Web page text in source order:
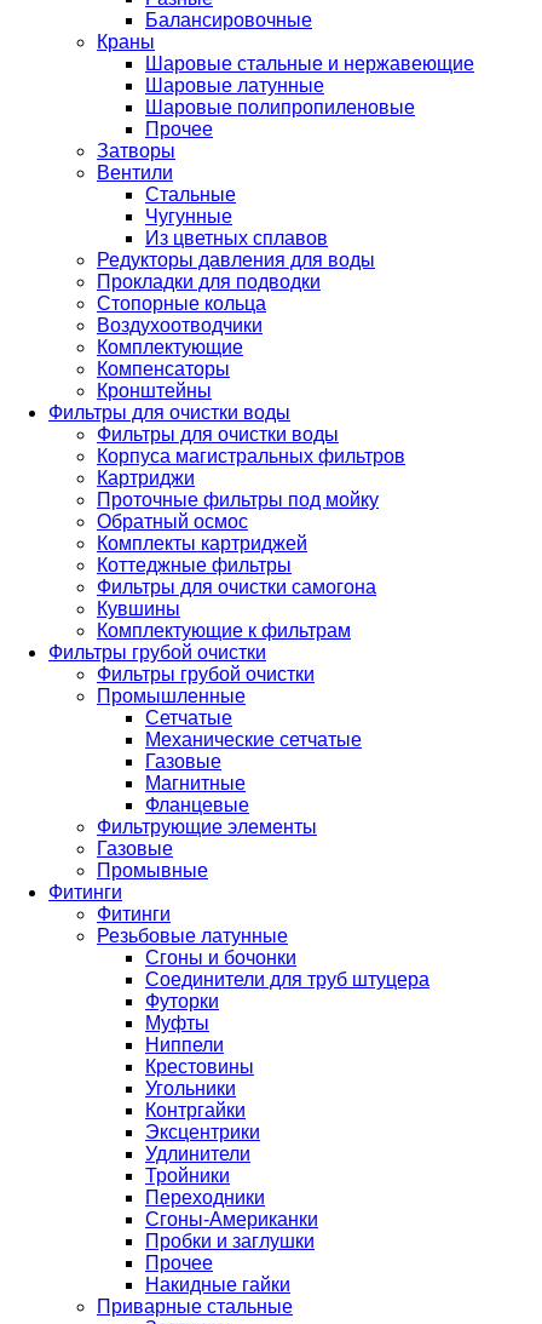
Балансировочные
Краны
Шаровые стальные и нержавеющие
Шаровые латунные
Шаровые полипропиленовые
Прочее
Затворы
Вентили
Стальные
Чугунные
Из цветных сплавов
Редукторы давления для воды
Прокладки для подводки
Стопорные кольца
Воздухоотводчики
Комплектующие
Компенсаторы
Кронштейны
Фильтры для очистки воды
Фильтры для очистки воды
Корпуса магистральных фильтров
Картриджи
Проточные фильтры под мойку
Обратный осмос
Комплекты картриджей
Коттеджные фильтры
Фильтры для очистки самогона
Кувшины
Комплектующие к фильтрам
Фильтры грубой очистки
Фильтры грубой очистки
Промышленные
Сетчатые
Механические сетчатые
Газовые
Магнитные
Фланцевые
Фильтрующие элементы
Газовые
Промывные
Фитинги
Фитинги
Резьбовые латунные
Сгоны и бочонки
Соединители для труб штуцера
Футорки
Муфты
Ниппели
Крестовины
Угольники
Контргайки
Эксцентрики
Удлинители
Тройники
Переходники
Сгоны-Американки
Пробки и заглушки
Прочее
Накидные гайки
Приварные стальные